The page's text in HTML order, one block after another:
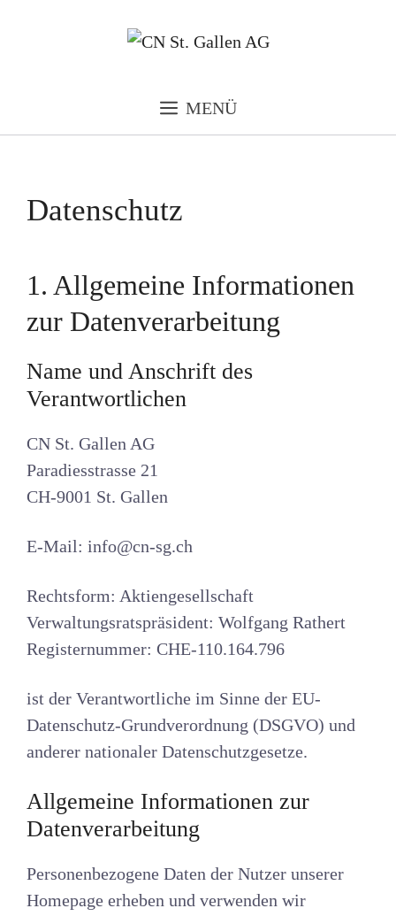
MENÜ
Datenschutz
1. Allgemeine Informationen
zur Datenverarbeitung
Name und Anschrift des
Verantwortlichen
CN St. Gallen AG
Paradiesstrasse 21
CH-9001 St. Gallen
E-Mail: info@cn-sg.ch
Rechtsform: Aktiengesellschaft
Verwaltungsratspräsident: Wolfgang Rathert
Registernummer: CHE-110.164.796
ist der Verantwortliche im Sinne der EU-
Datenschutz-Grundverordnung (DSGVO) und
anderer nationaler Datenschutzgesetze.
Allgemeine Informationen zur
Datenverarbeitung
Personenbezogene Daten der Nutzer unserer
Homepage erheben und verwenden wir